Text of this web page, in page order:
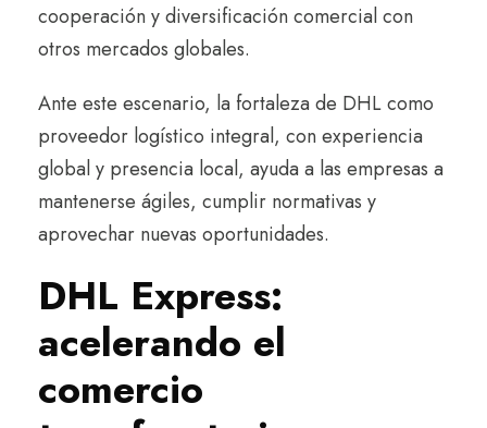
cooperación y diversificación comercial con
otros mercados globales.
Ante este escenario, la fortaleza de DHL como
proveedor logístico integral, con experiencia
global y presencia local, ayuda a las empresas a
mantenerse ágiles, cumplir normativas y
aprovechar nuevas oportunidades.
DHL Express:
acelerando el
comercio